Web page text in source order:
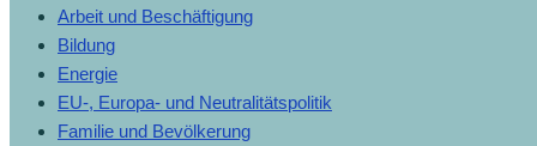
Arbeit und Beschäftigung
Bildung
Energie
EU-, Europa- und Neutralitätspolitik
Familie und Bevölkerung